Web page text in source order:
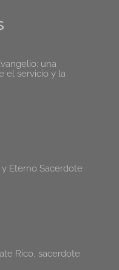
una
el servicio y la
Eterno Sacerdote
Rico, sacerdote